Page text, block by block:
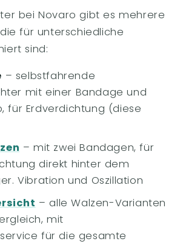
bei Novaro gibt es mehrere
für unterschiedliche
sind:
– selbstfahrende
mit einer Bandage und
für Erdverdichtung (diese
– mit zwei Bandagen, für
direkt hinter dem
Vibration und Oszillation
– alle Walzen-Varianten
mit
für die gesamte